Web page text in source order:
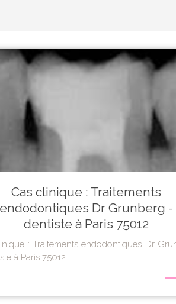
Cas clinique : Traitements
endodontiques Dr Grunberg -
dentiste à Paris 75012
: Traitements endodontiques Dr
à Paris 75012